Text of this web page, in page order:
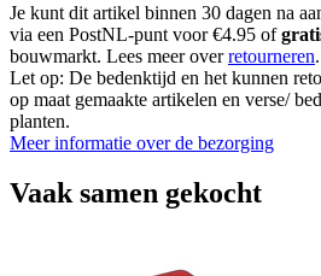
Je kunt dit artikel binnen 30 dagen na
via een PostNL-punt voor €4.95 of
bouwmarkt. Lees meer overretourneren.
Let op: De bedenktijd en het kunnen
op maat gemaakte artikelen en verse/
planten.
Meer informatie over de bezorging
Vaak samen gekocht